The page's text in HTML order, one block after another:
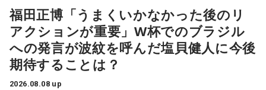
に必要なことについて考えてみましょう。ラッキーアイテム
はコーヒー。
【10位】獅子座（しし座）
内省がテーマの日です。今日はこれまでを振り返って色々な
ことを見直してみましょう。スマホのデータの整理をした
昨年に続き2回目の開催となる本イベントは、参加者が自分自
身を見つめ直す2つのコーナーで展開。「自分への表彰状を送
ろう」のコーナーでは、大きな成功でなくても「自分、本当
によく頑張ったな」と思えるこれまでの出来事を、“自分への
表彰状”という形で来場者から募集・紹介。自身の記憶を改め
福田正博「うまくいかなかった後のリ
アクションが重要」W杯でのブラジル
への発言が波紋を呼んだ塩貝健人に今後
期待することは？
2026.08.08 up